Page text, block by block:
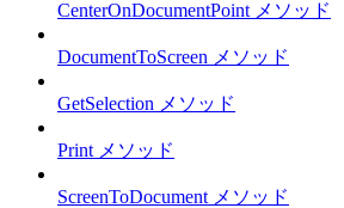
CenterOnDocumentPoint メソッド
DocumentToScreen メソッド
GetSelection メソッド
Print メソッド
ScreenToDocument メソッド